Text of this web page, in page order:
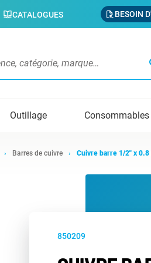
CATALOGUES BESOIN
Outillage Consommables
Barres de cuivre Cuivre barre 1/2" x 0.8
850209